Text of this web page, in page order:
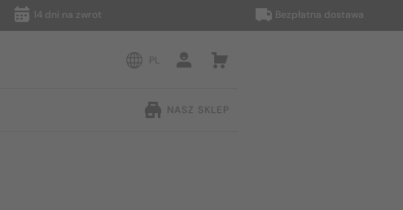
14 dni na zwrot Bezpłatna dostawa
PL
NASZ SKLEP